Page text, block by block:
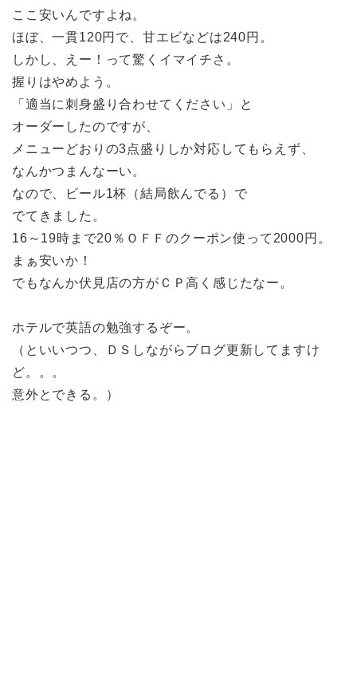
ここ安いんですよね。
ほぼ、一貫120円で、甘エビなどは240円。
しかし、えー！って驚くイマイチさ。
握りはやめよう。
「適当に刺身盛り合わせてください」と
オーダーしたのですが、
メニューどおりの3点盛りしか対応してもらえず、
なんかつまんなーい。
なので、ビール1杯（結局飲んでる）で
でてきました。
16～19時まで20％ＯＦＦのクーポン使って2000円。
まぁ安いか！
でもなんか伏見店の方がＣＰ高く感じたなー。
ホテルで英語の勉強するぞー。
（といいつつ、ＤＳしながらブログ更新してますけ
ど。。。
意外とできる。）